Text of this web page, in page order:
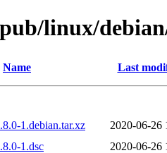
linux/
Name Last
1.debian.tar.xz
2020-06-26
1.dsc
2020-06-26